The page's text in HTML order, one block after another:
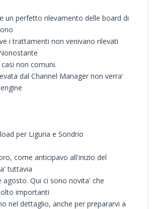
un perfetto rilevamento delle board di
i trattamenti non venivano rilevati
non comuni.
dal Channel Manager non verra'
per Liguria e Sondrio
come anticipavo all'inizio del
tuttavia
agosto. Qui ci sono novita' che
importanti
nel dettaglio, anche per prepararvi a